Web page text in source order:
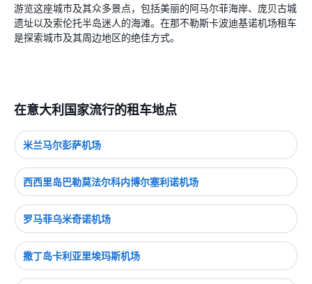
游览这座城市及其众多景点，包括美丽的阿马尔菲海岸、庞贝古城
遗址以及索伦托半岛迷人的海滩。在那不勒斯卡波迪基诺机场租车
是探索城市及其周边地区的绝佳方式。
在意大利国家流行的租车地点
米兰马尔彭萨机场
西西里岛巴勒莫法尔科内博尔塞利诺机场
罗马菲乌米奇诺机场
撒丁岛卡利亚里埃玛斯机场